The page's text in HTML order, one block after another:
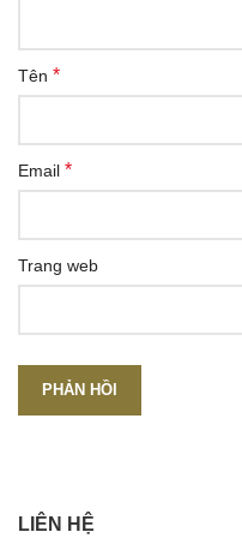
Tên *
Email *
Trang web
LIÊN HỆ